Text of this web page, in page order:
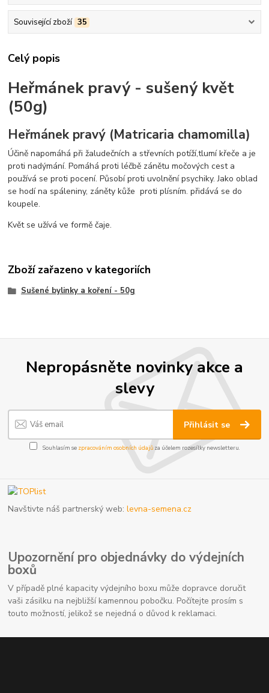
Související zboží 35
Celý popis
Heřmánek pravý - sušený květ
(50g)
Heřmánek pravý (Matricaria chamomilla)
Účině napomáhá při žaludečních a střevních potíží,tlumí křeče a je
proti nadýmání. Pomáhá proti léčbě zánětu močových cest a
používá se proti pocení. Působí proti uvolnění psychiky. Jako oblad
se hodí na spáleniny, záněty kůže proti plísním. přidává se do
koupele.
Květ se užívá ve formě čaje.
Zboží zařazeno v kategoriích
Sušené bylinky a koření - 50g
Nepropásněte novinky akce a
slevy
Přihlásit se
Souhlasím se zpracováním osobních údajůza účelem rozesílky newsletteru.
Navštivte náš partnerský web:levna-semena.cz
Upozornění pro objednávky do výdejních
boxů
V případě plné kapacity výdejního boxu může dopravce doručit
vaši zásilku na nejbližší kamennou pobočku. Počítejte prosím s
touto možností, jelikož se nejedná o důvod k reklamaci.